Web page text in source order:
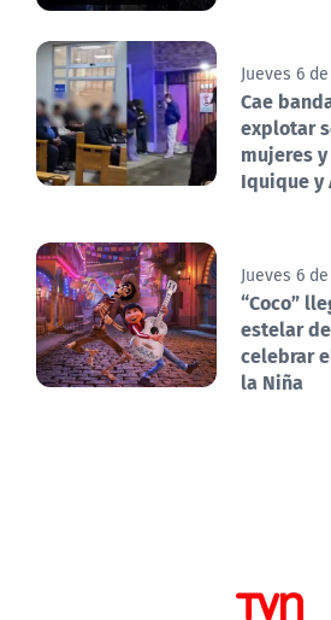
Jueves 6
Cae
explotar
mujeres
Iquique y
Jueves 6
“Coco”
estelar
celebrar
la Niña